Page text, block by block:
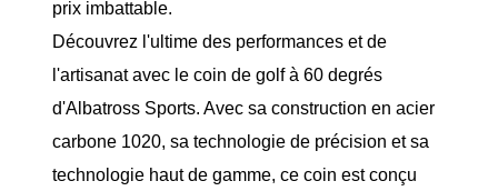
prix imbattable.
Découvrez l'ultime des performances et de
l'artisanat avec le coin de golf à 60 degrés
d'Albatross Sports. Avec sa construction en acier
carbone 1020, sa technologie de précision et sa
technologie haut de gamme, ce coin est conçu